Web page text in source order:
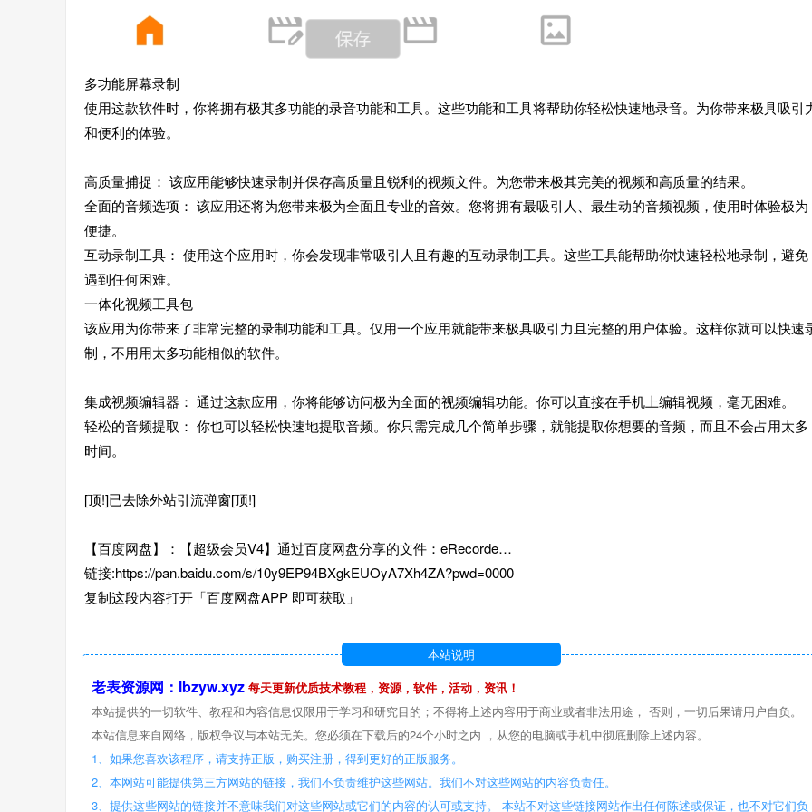
多功能屏幕录制
使用这款软件时，你将拥有极其多功能的录音功能和工具。这些功能和工具将帮助你轻松快速地录音。为你带来极具吸引
和便利的体验。
高质量捕捉： 该应用能够快速录制并保存高质量且锐利的视频文件。为您带来极其完美的视频和高质量的结果。
全面的音频选项： 该应用还将为您带来极为全面且专业的音效。您将拥有最吸引人、最生动的音频视频，使用时体验极为
便捷。
互动录制工具： 使用这个应用时，你会发现非常吸引人且有趣的互动录制工具。这些工具能帮助你快速轻松地录制，避免
遇到任何困难。
一体化视频工具包
该应用为你带来了非常完整的录制功能和工具。仅用一个应用就能带来极具吸引力且完整的用户体验。这样你就可以快速
制，不用用太多功能相似的软件。
集成视频编辑器： 通过这款应用，你将能够访问极为全面的视频编辑功能。你可以直接在手机上编辑视频，毫无困难。
轻松的音频提取： 你也可以轻松快速地提取音频。你只需完成几个简单步骤，就能提取你想要的音频，而且不会占用太多
时间。
[顶!]已去除外站引流弹窗[顶!]
【百度网盘】：【超级会员V4】通过百度网盘分享的文件：eRecorde…
链接:https://pan.baidu.com/s/10y9EP94BXgkEUOyA7Xh4ZA?pwd=0000
复制这段内容打开「百度网盘APP 即可获取」
本站说明
老表资源网：lbzyw.xyz 每天更新优质技术教程，资源，软件，活动，资讯！
本站提供的一切软件、教程和内容信息仅限用于学习和研究目的；不得将上述内容用于商业或者非法用途， 否则，一切后果请用户自负。
本站信息来自网络，版权争议与本站无关。您必须在下载后的24个小时之内 ，从您的电脑或手机中彻底删除上述内容。
1、如果您喜欢该程序，请支持正版，购买注册，得到更好的正版服务。
2、本网站可能提供第三方网站的链接，我们不负责维护这些网站。我们不对这些网站的内容负责任。
3、提供这些网站的链接并不意味我们对这些网站或它们的内容的认可或支持。 本站不对这些链接网站作出任何陈述或保证，也不对它们负